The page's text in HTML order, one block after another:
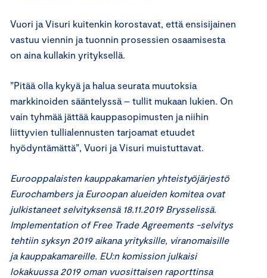
Vuori ja Visuri kuitenkin korostavat, että ensisijainen
vastuu viennin ja tuonnin prosessien osaamisesta
on aina kullakin yrityksellä.
”Pitää olla kykyä ja halua seurata muutoksia
markkinoiden sääntelyssä – tullit mukaan lukien. On
vain tyhmää jättää kauppasopimusten ja niihin
liittyvien tullialennusten tarjoamat etuudet
hyödyntämättä”, Vuori ja Visuri muistuttavat.
Eurooppalaisten kauppakamarien yhteistyöjärjestö
Eurochambers ja Euroopan alueiden komitea ovat
julkistaneet selvityksensä 18.11.2019 Brysselissä.
Implementation of Free Trade Agreements -selvitys
tehtiin syksyn 2019 aikana yrityksille, viranomaisille
ja kauppakamareille. EU:n komission julkaisi
lokakuussa 2019 oman vuosittaisen raporttinsa